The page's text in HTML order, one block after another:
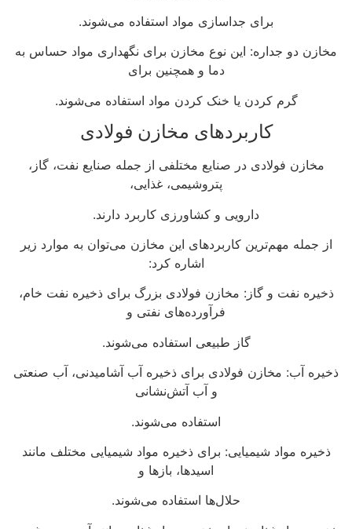
برای جداسازی مواد استفاده می‌شوند.
مخازن دو جداره: این نوع مخازن برای نگهداری مواد حساس به
دما و همچنین برای
گرم کردن یا خنک کردن مواد استفاده می‌شوند.
کاربردهای مخازن فولادی
مخازن فولادی در صنایع مختلفی از جمله صنایع نفت، گاز،
پتروشیمی، غذایی،
دارویی و کشاورزی کاربرد دارند.
از جمله مهم‌ترین کاربردهای این مخازن می‌توان به موارد زیر
اشاره کرد:
ذخیره نفت و گاز: مخازن فولادی بزرگ برای ذخیره نفت خام،
فرآورده‌های نفتی و
گاز طبیعی استفاده می‌شوند.
ذخیره آب: مخازن فولادی برای ذخیره آب آشامیدنی، آب صنعتی
و آب آتش‌نشانی
استفاده می‌شوند.
ذخیره مواد شیمیایی: برای ذخیره مواد شیمیایی مختلف مانند
اسیدها، بازها و
حلال‌ها استفاده می‌شوند.